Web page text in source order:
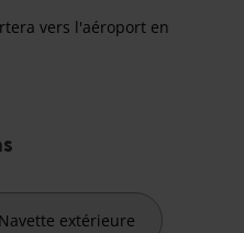
vers l'aéroport en
stationnement fiable et
garée en toute sécurité
de partir l'esprit
Navette extérieure